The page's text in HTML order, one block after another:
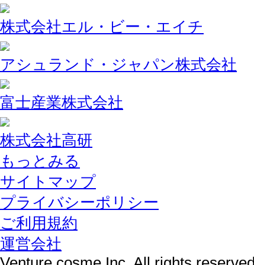
株式会社エル・ビー・エイチ
アシュランド・ジャパン株式会社
富士産業株式会社
株式会社高研
もっとみる
サイトマップ
プライバシーポリシー
ご利用規約
運営会社